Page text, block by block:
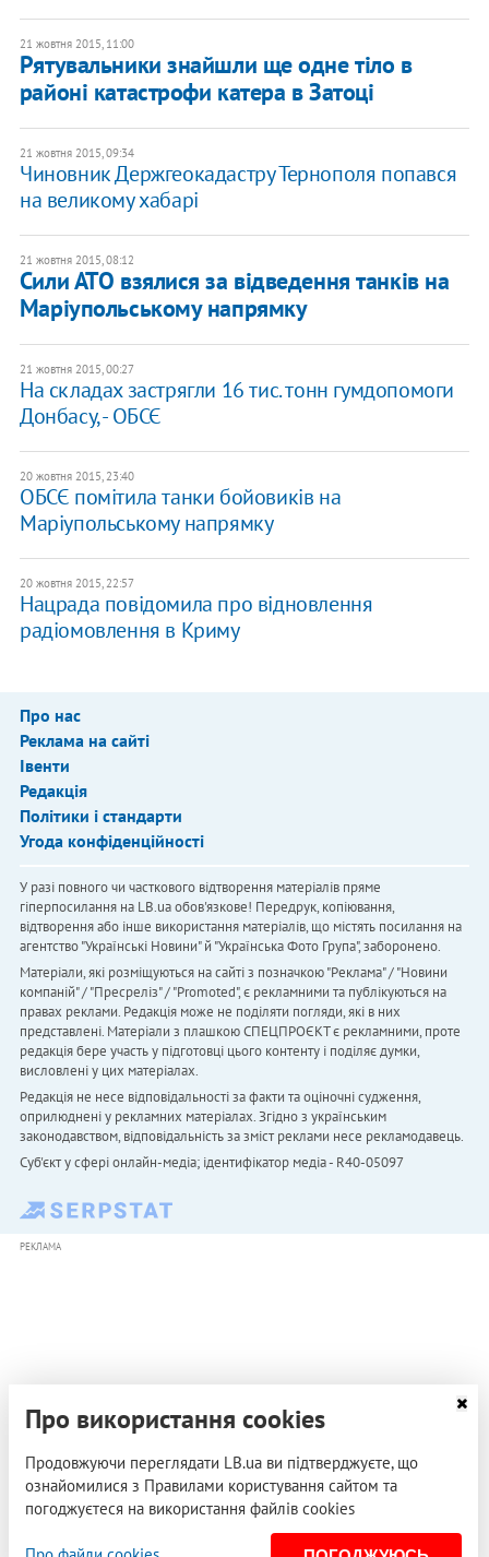
21 жовтня 2015, 11:00
Рятувальники знайшли ще одне тіло в
районі катастрофи катера в Затоці
21 жовтня 2015, 09:34
Чиновник Держгеокадастру Тернополя попався
на великому хабарі
21 жовтня 2015, 08:12
Сили АТО взялися за відведення танків на
Маріупольському напрямку
21 жовтня 2015, 00:27
На складах застрягли 16 тис. тонн гумдопомоги
Донбасу, - ОБСЄ
20 жовтня 2015, 23:40
ОБСЄ помітила танки бойовиків на
Маріупольському напрямку
20 жовтня 2015, 22:57
Нацрада повідомила про відновлення
радіомовлення в Криму
Про нас
Реклама на сайті
Івенти
Редакція
Політики і стандарти
Угода конфіденційності
У разі повного чи часткового відтворення матеріалів пряме
гіперпосилання на LB.ua обов'язкове! Передрук, копіювання,
відтворення або інше використання матеріалів, що містять посилання на
агентство "Українськi Новини" й "Українська Фото Група", заборонено.
Матеріали, які розміщуються на сайті з позначкою "Реклама" / "Новини
компаній" / "Пресреліз" / "Promoted", є рекламними та публікуються на
правах реклами. Редакція може не поділяти погляди, які в них
представлені. Матеріали з плашкою СПЕЦПРОЄКТ є рекламними, проте
редакція бере участь у підготовці цього контенту і поділяє думки,
висловлені у цих матеріалах.
Редакція не несе відповідальності за факти та оціночні судження,
оприлюднені у рекламних матеріалах. Згідно з українським
законодавством, відповідальність за зміст реклами несе рекламодавець.
Cуб'єкт у сфері онлайн-медіа; ідентифікатор медіа - R40-05097
РЕКЛАМА
Про використання cookies
Продовжуючи переглядати LB.ua ви підтверджуєте, що
ознайомилися з Правилами користування сайтом та
погоджуєтеся на використання файлів cookies